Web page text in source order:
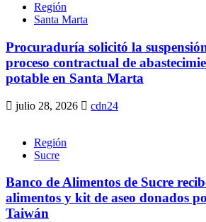
Región
Santa Marta
Procuraduría solicitó la
proceso contractual de
potable en Santa Marta
julio 28, 2026 cdn24
Región
Sucre
Banco de Alimentos de Sucre
alimentos y kit de aseo donados
Taiwán